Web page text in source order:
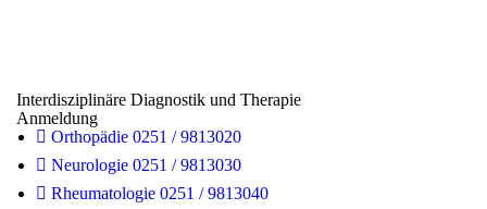
Interdisziplinäre Diagnostik und Therapie
Anmeldung
Orthopädie 0251 / 9813020
Neurologie 0251 / 9813030
Rheumatologie 0251 / 9813040